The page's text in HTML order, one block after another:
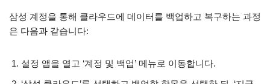
삼성 계정을 통해 클라우드에 데이터를 백업하고 복구하는 과정
은 다음과 같습니다:
설정 앱을 열고 ‘계정 및 백업’ 메뉴로 이동합니다.